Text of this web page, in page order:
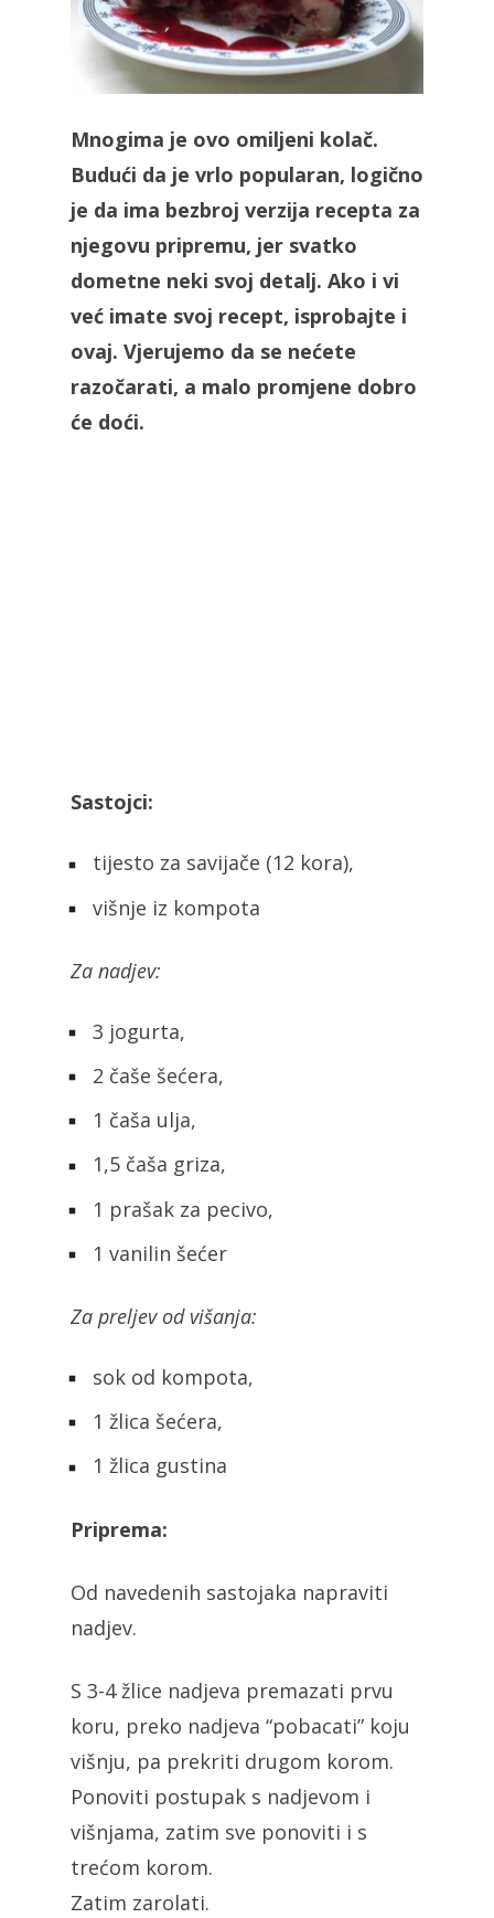
Mnogima je ovo omiljeni kolač.
Budući da je vrlo popularan, logično
je da ima bezbroj verzija recepta za
njegovu pripremu, jer svatko
dometne neki svoj detalj. Ako i vi
već imate svoj recept, isprobajte i
ovaj. Vjerujemo da se nećete
razočarati, a malo promjene dobro
će doći.
Sastojci:
tijesto za savijače (12 kora),
višnje iz kompota
Za nadjev:
3 jogurta,
2 čaše šećera,
1 čaša ulja,
1,5 čaša griza,
1 prašak za pecivo,
1 vanilin šećer
Za preljev od višanja:
sok od kompota,
1 žlica šećera,
1 žlica gustina
Priprema:
Od navedenih sastojaka napraviti
nadjev.
S 3-4 žlice nadjeva premazati prvu
koru, preko nadjeva “pobacati” koju
višnju, pa prekriti drugom korom.
Ponoviti postupak s nadjevom i
višnjama, zatim sve ponoviti i s
trećom korom.
Zatim zarolati.